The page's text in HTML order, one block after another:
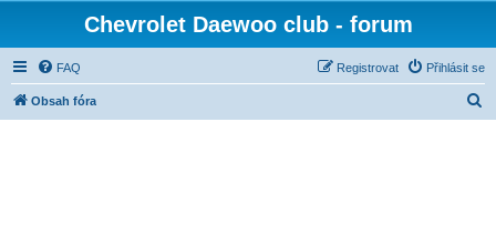
Chevrolet Daewoo club - forum
FAQ Přihlásit se
Registrovat
Obsah fóra